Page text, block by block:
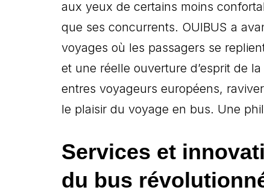
aux yeux de certains moins
que ses concurrents. OUIBUS a
voyages où les passagers se
et une réelle ouverture d’esprit de
entres voyageurs européens,
le plaisir du voyage en bus. Une
Services et
du bus